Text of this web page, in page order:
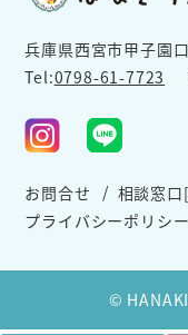
兵庫県西宮市甲子園
Tel:0798-61-7723
お問合せ 相談窓
プライバシーポリシー
©